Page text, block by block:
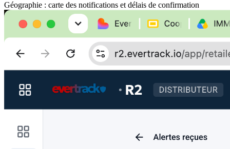
Géographie : carte des notifications et délais de confirmation